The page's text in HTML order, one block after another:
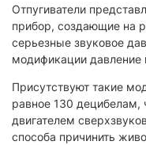
Отпугиватели
прибор, создающие на
серьезные звуковое
модификации давление
Присутствуют такие
равное 130
двигателем
способа причинить